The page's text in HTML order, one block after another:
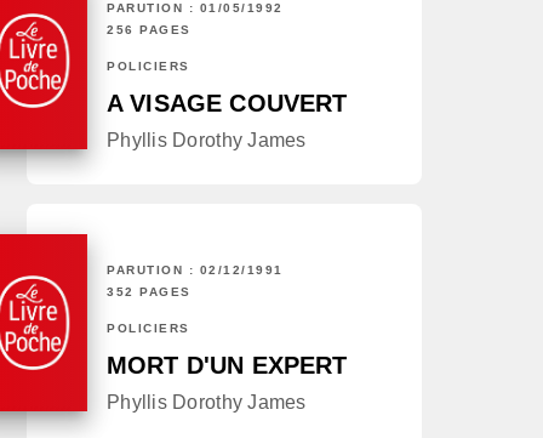
PARUTION : 01/05/1992
256 PAGES
POLICIERS
A VISAGE COUVERT
Phyllis Dorothy James
PARUTION : 02/12/1991
352 PAGES
POLICIERS
MORT D'UN EXPERT
Phyllis Dorothy James